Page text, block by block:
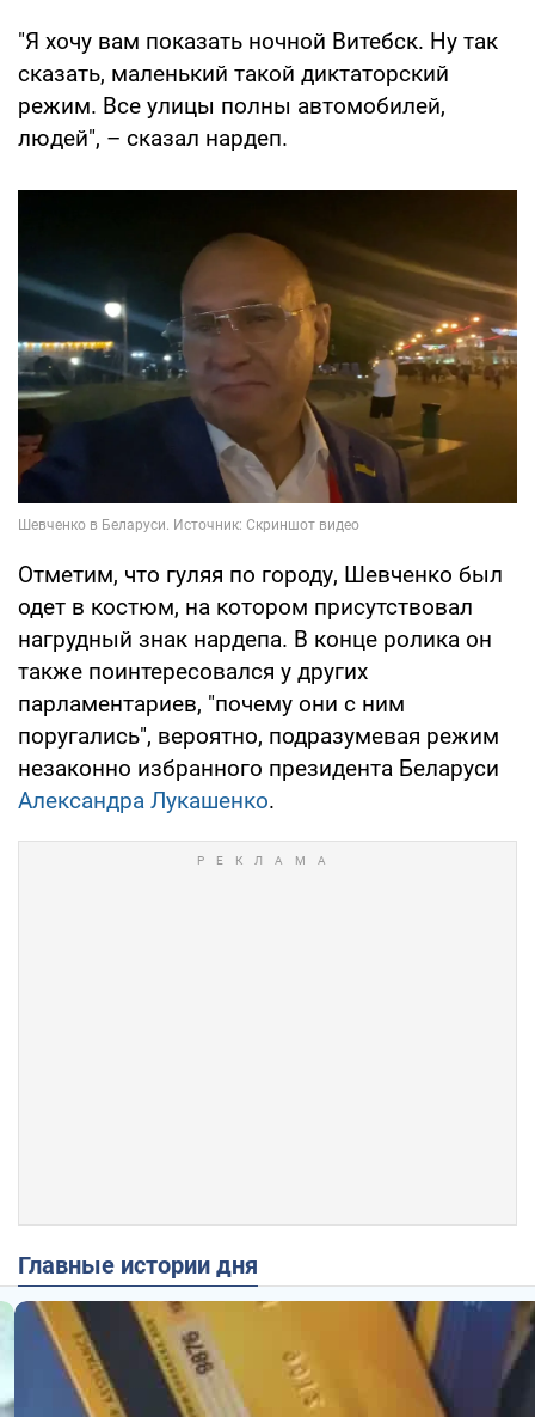
"Я хочу вам показать ночной Витебск. Ну так
сказать, маленький такой диктаторский
режим. Все улицы полны автомобилей,
людей", – сказал нардеп.
Отметим, что гуляя по городу, Шевченко был
одет в костюм, на котором присутствовал
нагрудный знак нардепа. В конце ролика он
также поинтересовался у других
парламентариев, "почему они с ним
поругались", вероятно, подразумевая режим
незаконно избранного президента Беларуси
Александра Лукашенко.
Главные истории дня